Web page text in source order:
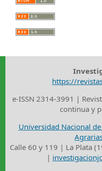
https://
e-ISSN 2314-3991 |
continua y
Universidad Nacional
Calle 60 y 119 | La Plata
|